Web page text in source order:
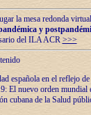
la mesa redonda
y
del ILA ACR >>>
española en el reflejo de
El nuevo orden mundial
cubana de la Salud